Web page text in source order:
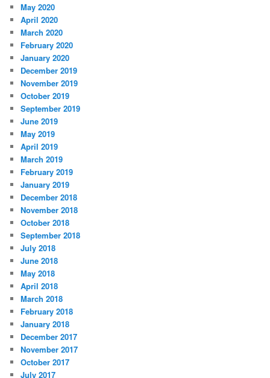
May 2020
April 2020
March 2020
February 2020
January 2020
December 2019
November 2019
October 2019
September 2019
June 2019
May 2019
April 2019
March 2019
February 2019
January 2019
December 2018
November 2018
October 2018
September 2018
July 2018
June 2018
May 2018
April 2018
March 2018
February 2018
January 2018
December 2017
November 2017
October 2017
July 2017